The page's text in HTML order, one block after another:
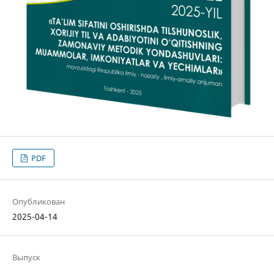
PDF
Опубликован
2025-04-14
Выпуск